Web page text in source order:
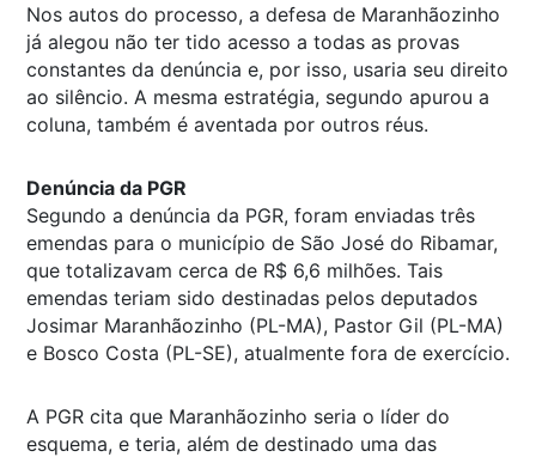
Nos autos do processo, a defesa de Maranhãozinho
já alegou não ter tido acesso a todas as provas
constantes da denúncia e, por isso, usaria seu direito
ao silêncio. A mesma estratégia, segundo apurou a
coluna, também é aventada por outros réus.
Denúncia da PGR
Segundo a denúncia da PGR, foram enviadas três
emendas para o município de São José do Ribamar,
que totalizavam cerca de R$ 6,6 milhões. Tais
emendas teriam sido destinadas pelos deputados
Josimar Maranhãozinho (PL-MA), Pastor Gil (PL-MA)
e Bosco Costa (PL-SE), atualmente fora de exercício.
A PGR cita que Maranhãozinho seria o líder do
esquema, e teria, além de destinado uma das